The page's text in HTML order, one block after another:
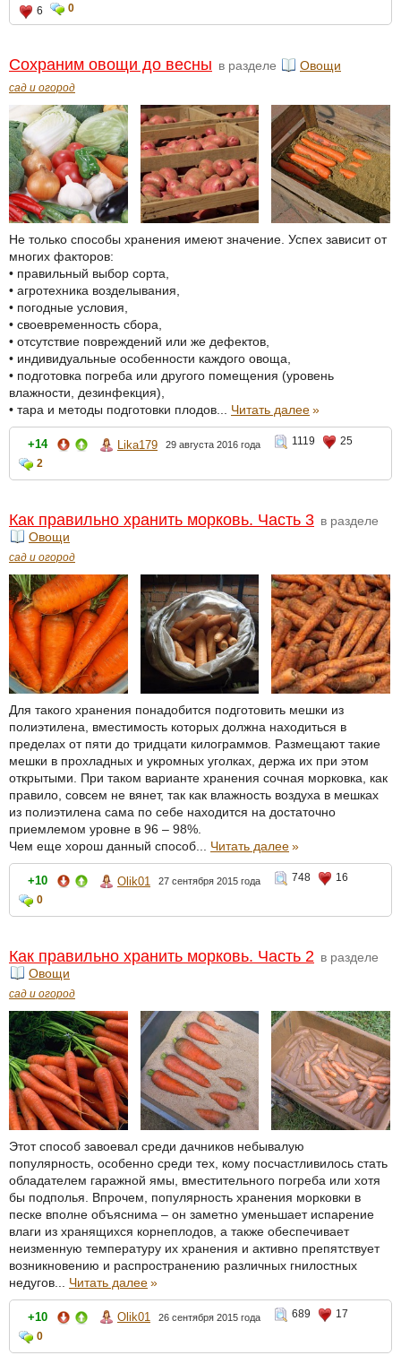
6
0
Сохраним овощи до весны в разделе Овощи
сад и огород
Не только способы хранения имеют значение. Успех зависит от
многих факторов:
• правильный выбор сорта,
• агротехника возделывания,
• погодные условия,
• своевременность сбора,
• отсутствие повреждений или же дефектов,
• индивидуальные особенности каждого овоща,
• подготовка погреба или другого помещения (уровень
влажности, дезинфекция),
• тара и методы подготовки плодов... Читать далее»
+14 Lika179 29 августа 2016 года 1119
25
2
Как правильно хранить морковь. Часть 3 в разделе
Овощи
сад и огород
Для такого хранения понадобится подготовить мешки из
полиэтилена, вместимость которых должна находиться в
пределах от пяти до тридцати килограммов. Размещают такие
мешки в прохладных и укромных уголках, держа их при этом
открытыми. При таком варианте хранения сочная морковка, как
правило, совсем не вянет, так как влажность воздуха в мешках
из полиэтилена сама по себе находится на достаточно
приемлемом уровне в 96 – 98%.
Чем еще хорош данный способ... Читать далее»
+10 Olik01 27 сентября 2015 года 748
16
0
Как правильно хранить морковь. Часть 2 в разделе
Овощи
сад и огород
Этот способ завоевал среди дачников небывалую
популярность, особенно среди тех, кому посчастливилось стать
обладателем гаражной ямы, вместительного погреба или хотя
бы подполья. Впрочем, популярность хранения морковки в
песке вполне объяснима – он заметно уменьшает испарение
влаги из хранящихся корнеплодов, а также обеспечивает
неизменную температуру их хранения и активно препятствует
возникновению и распространению различных гнилостных
недугов... Читать далее»
+10 Olik01 26 сентября 2015 года 689
17
0